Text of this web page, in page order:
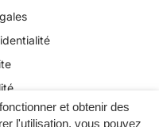
et obtenir des
l'utilisation, vous pouvez